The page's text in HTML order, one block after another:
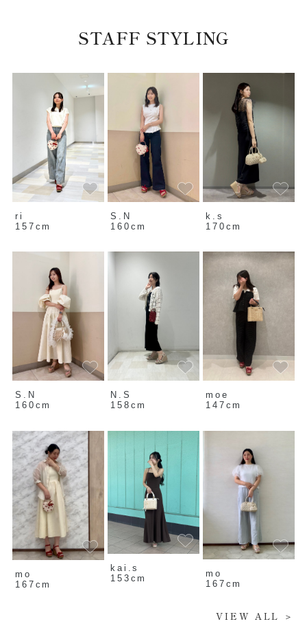
STAFF STYLING
ri
157cm
S.N
160cm
k.s
170cm
S.N
160cm
N.S
158cm
moe
147cm
mo
167cm
kai.s
153cm
mo
167cm
VIEW ALL ＞